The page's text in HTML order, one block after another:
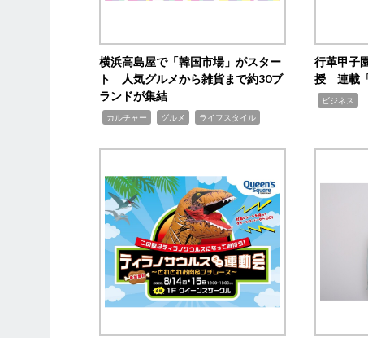
横浜高島屋で「韓国市場」がスター
ト 人気グルメから雑貨まで約30ブ
ランドが集結
カルチャー グルメ ライフスタイル
行革甲子
授 連載
ビジネス